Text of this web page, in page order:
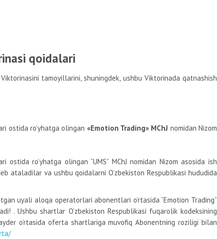
qoidalari
tamoyillarini, shuningdek, ushbu Viktorinada qatnashish
ostida ro’yhatga olingan «Emotion Trading» MChJ nomidan Nizom
ostida ro’yhatga olingan “UMS” MChJ nomidan Nizom asosida ish
ataladilar va ushbu qoidalarni O’zbekiston Respublikasi hududida
uyali aloqa operatorlari abonentlari o’rtasida “Emotion Trading”
. Ushbu shartlar O’zbekiston Respublikasi fuqarolik kodeksining
o’rtasida oferta shartlariga muvofiq Abonentning roziligi bilan